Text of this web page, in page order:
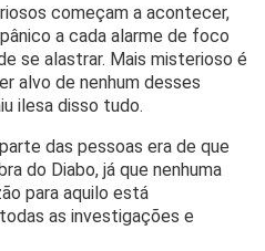
começam a acontecer,
a cada alarme de foco
se alastrar. Mais misterioso é
alvo de nenhum desses
ilesa disso tudo.
das pessoas era de que
do Diabo, já que nenhuma
para aquilo está
as investigações e